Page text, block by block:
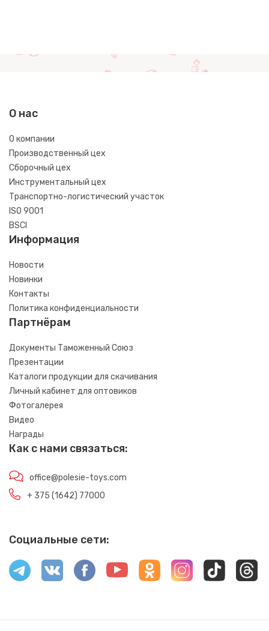
О нас
О компании
Производственный цех
Сборочный цех
Инструментальный цех
Транспортно-логистический участок
ISO 9001
BSCI
Информация
Новости
Новинки
Контакты
Политика конфиденциальности
Партнёрам
Документы Таможенный Союз
Презентации
Каталоги продукции для скачивания
Личный кабинет для оптовиков
Фотогалерея
Видео
Награды
Как с нами связаться:
office@polesie-toys.com
+ 375 (1642) 77000
Социальные сети: